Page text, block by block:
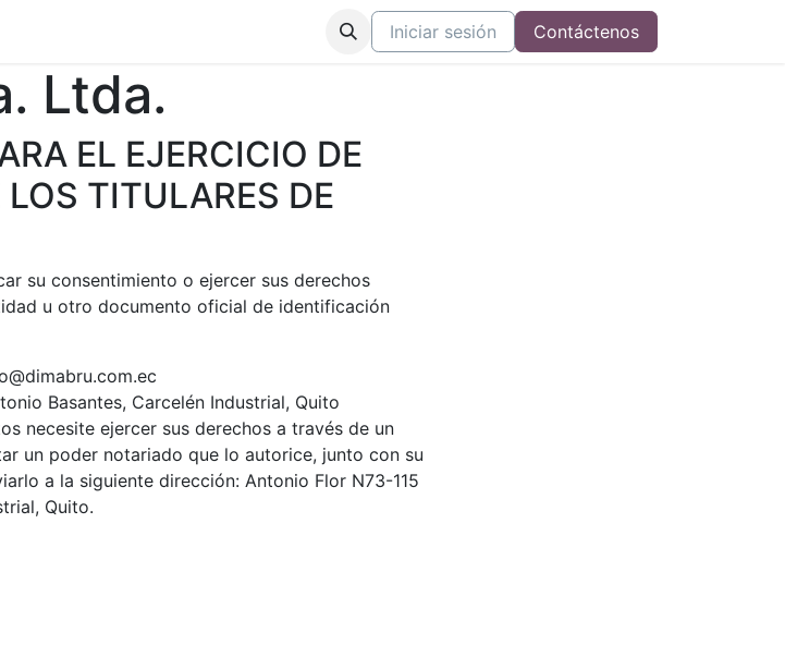
Iniciar sesión Contáctenos
Ltda.
EL EJERCICIO DE
TITULARES DE
su consentimiento o ejercer sus derechos
u otro documento oficial de identificación
Basantes, Carcelén Industrial, Quito
necesite ejercer sus derechos a través de un
un poder notariado que lo autorice, junto con su
a la siguiente dirección: Antonio Flor N73-115
Quito.